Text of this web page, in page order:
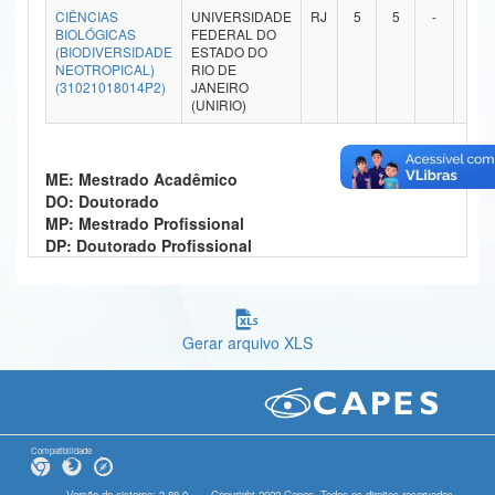
Ministério da Ciência, Tecnologia, Inovações e Comunicações
Ministério do Meio Ambiente
Controladoria-Geral da União
Ministério da Mulher, da Família e dos Direitos Humanos
Banco Central do Brasil
CIÊNCIAS
BIOLÓGICAS
(BIODIVERSIDADE
NEOTROPICAL)
(31021018014P2)
UNIVERSIDADE
FEDERAL DO
ESTADO DO
RIO DE
JANEIRO
(UNIRIO)
RJ 5 5 -
ME: Mestrado Acadêmico
DO: Doutorado
MP: Mestrado Profissional
DP: Doutorado Profissional
Gerar arquivo XLS
Compatibilidade